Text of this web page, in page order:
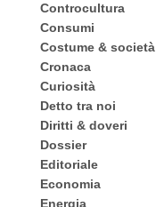
Controcultura
Consumi
Costume & società
Cronaca
Curiosità
Detto tra noi
Diritti & doveri
Dossier
Editoriale
Economia
Energia